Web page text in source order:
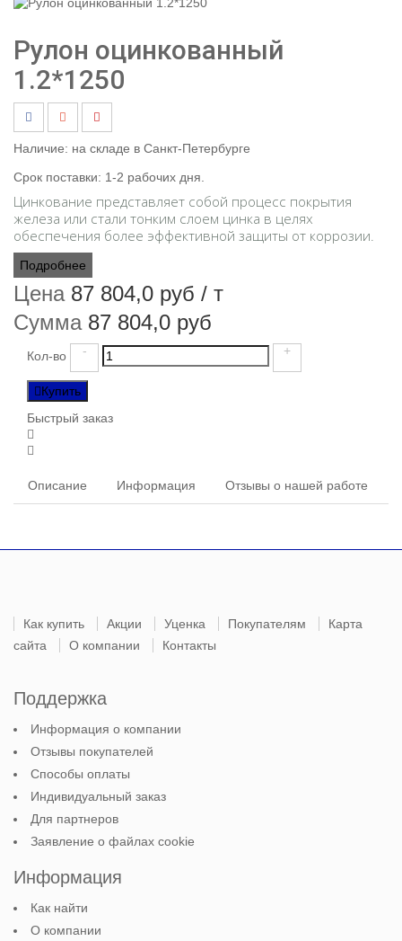
Рулон оцинкованный
1.2*1250
Наличие: на складе в Санкт-Петербурге
Срок поставки: 1-2 рабочих дня.
Цинкование представляет собой процесс покрытия
железа или стали тонким слоем цинка в целях
обеспечения более эффективной защиты от коррозии.
Подробнее
Цена 87 804,0 руб / т
Сумма 87 804,0 руб
Кол-во - +
Купить
Быстрый заказ
Описание Информация Отзывы о нашей работе
Как купить Акции Уценка Покупателям
Карта
сайта
О компании Контакты
Поддержка
Информация о компании
Отзывы покупателей
Способы оплаты
Индивидуальный заказ
Для партнеров
Заявление о файлах cookie
Информация
Как найти
О компании